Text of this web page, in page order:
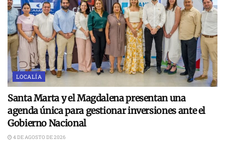
LOCALÍA
Santa Marta y el Magdalena presentan una
agenda única para gestionar inversiones ante el
Gobierno Nacional
4 DE AGOSTO DE 2026